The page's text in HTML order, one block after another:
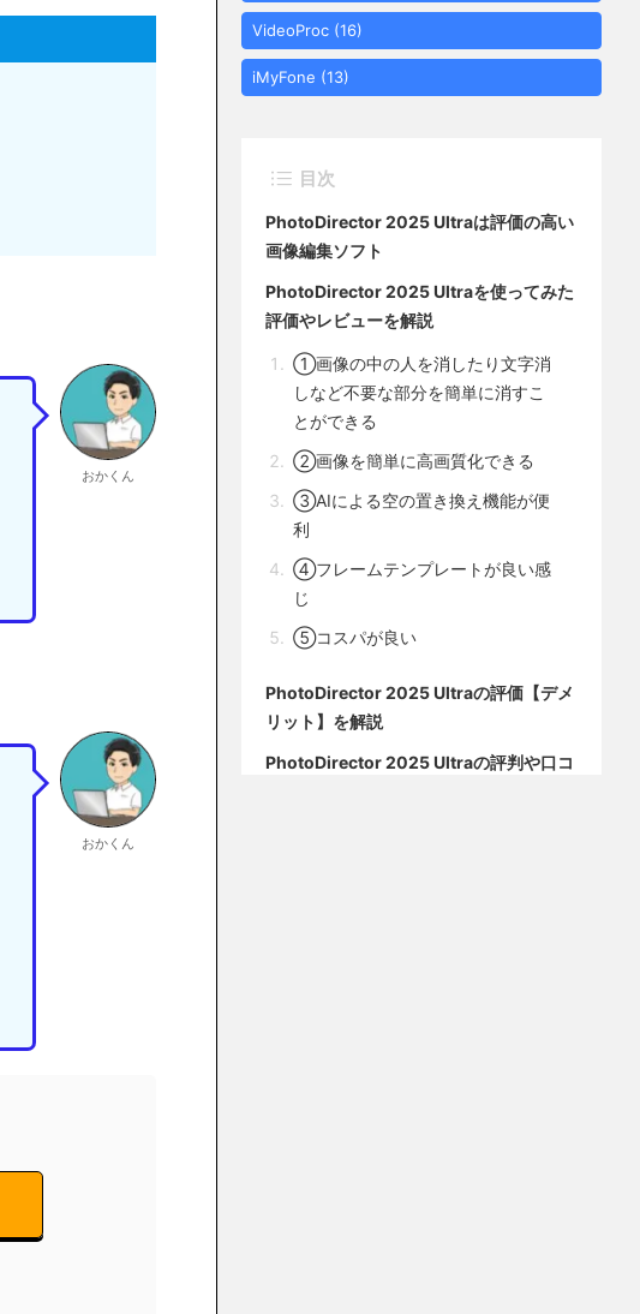
おかくん
おかくん
VideoProc (16)
iMyFone (13)
目次
PhotoDirector 2025 Ultraは評価の高い
画像編集ソフト
PhotoDirector 2025 Ultraを使ってみた
評価やレビューを解説
①画像の中の人を消したり文字消
しなど不要な部分を簡単に消すこ
とができる
②画像を簡単に高画質化できる
③AIによる空の置き換え機能が便
利
④フレームテンプレートが良い感
じ
⑤コスパが良い
PhotoDirector 2025 Ultraの評価【デメ
リット】を解説
PhotoDirector 2025 Ultraの評判や口コ